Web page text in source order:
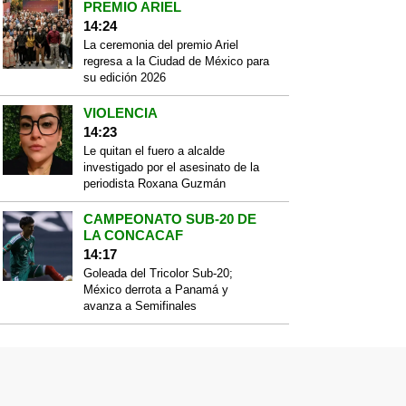
PREMIO ARIEL
14:24
La ceremonia del premio Ariel
regresa a la Ciudad de México para
su edición 2026
VIOLENCIA
14:23
Le quitan el fuero a alcalde
investigado por el asesinato de la
periodista Roxana Guzmán
CAMPEONATO SUB-20 DE
LA CONCACAF
14:17
Goleada del Tricolor Sub-20;
México derrota a Panamá y
avanza a Semifinales